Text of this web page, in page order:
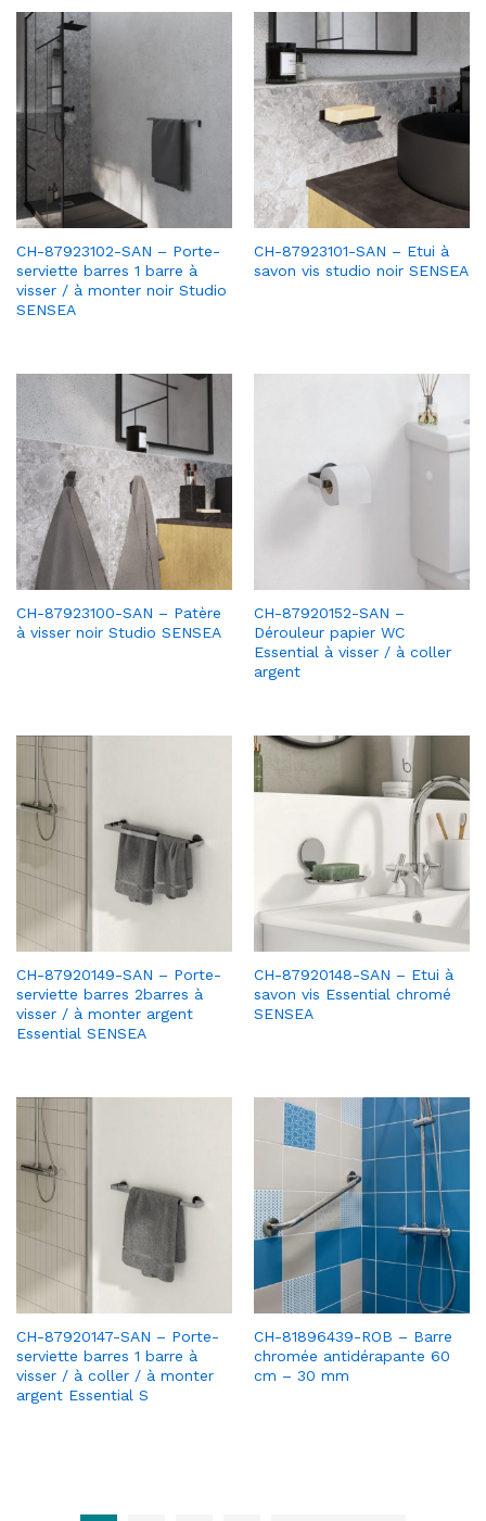
CH-87923102-SAN – Porte-
serviette barres 1 barre à
visser / à monter noir Studio
SENSEA
CH-87923101-SAN – Etui à
savon vis studio noir SENSEA
CH-87923100-SAN – Patère
à visser noir Studio SENSEA
CH-87920152-SAN –
Dérouleur papier WC
Essential à visser / à coller
argent
CH-87920149-SAN – Porte-
serviette barres 2barres à
visser / à monter argent
Essential SENSEA
CH-87920148-SAN – Etui à
savon vis Essential chromé
SENSEA
CH-87920147-SAN – Porte-
serviette barres 1 barre à
visser / à coller / à monter
argent Essential S
CH-81896439-ROB – Barre
chromée antidérapante 60
cm – 30 mm